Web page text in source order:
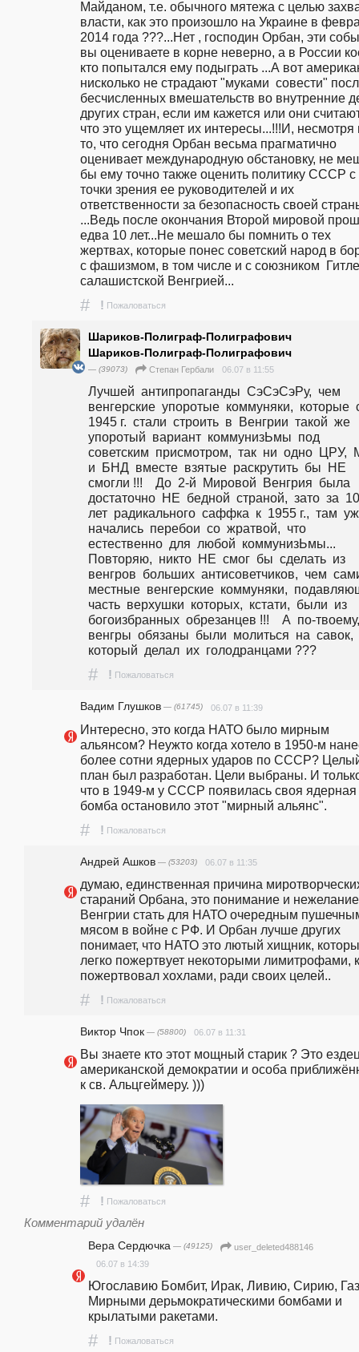
Майданом, т.е. обычного мятежа с целью
власти, как это произошло на Украине в
2014 года ???...Нет , господин Орбан, эти
вы оцениваете в корне неверно, а в России
кто попытался ему подыграть ...А вот
нисколько не страдают "муками  совести"
бесчисленных вмешательств во внутренние
других стран, если им кажется или они
что это ущемляет их интересы...!!!И, несмотря
то, что сегодня Орбан весьма прагматично
оценивает международную обстановку, не
бы ему точно также оценить политику СССР с
точки зрения ее руководителей и их
ответственности за безопасность своей
...Ведь после окончания Второй мировой
едва 10 лет...Не мешало бы помнить о тех
жертвах, которые понес советский народ в
с фашизмом, в том числе и с союзником
салашистской Венгрией...
# ! Пожаловаться
Шариков-Полиграф-Полиграфович
Шариков-Полиграф-Полиграфович
— (39073) Степан Гербали 06.07 в 11:55
Лучшей  антипропаганды  СэСэСэРу,  чем
венгерские  упоротые  коммуняки,  которые
1945 г.  стали  строить  в  Венгрии  такой  же
упоротый  вариант  коммунизЬмы  под
советским  присмотром,  так  ни  одно  ЦРУ,
и  БНД  вместе  взятые  раскрутить  бы  НЕ
смогли !!!    До  2-й  Мировой  Венгрия  была
достаточно  НЕ  бедной  страной,  зато  за  10
лет  радикального  саффка  к  1955 г.,  там
начались  перебои  со  жратвой,  что
естественно  для  любой  коммунизЬмы...
Повторяю,  никто  НЕ  смог  бы  сделать  из
венгров  больших  антисоветчиков,  чем
местные  венгерские  коммуняки,
часть  верхушки  которых,  кстати,  были  из
богоизбранных  обрезанцев !!!    А  по-твоему,
венгры  обязаны  были  молиться  на  савок,
который  делал  их  голодранцами ???
# ! Пожаловаться
Вадим Глушков — (61745) 06.07 в 11:39
Интересно, это когда НАТО было мирным
альянсом? Неужто когда хотело в 1950-м
более сотни ядерных ударов по СССР?
план был разработан. Цели выбраны. И
что в 1949-м у СССР появилась своя ядерная
бомба остановило этот "мирный альянс".
# ! Пожаловаться
Андрей Ашков — (53203) 06.07 в 11:35
думаю, единственная причина
стараний Орбана, это понимание и
Венгрии стать для НАТО очередным
мясом в войне с РФ. И Орбан лучше других
понимает, что НАТО это лютый хищник,
легко пожертвует некоторыми лимитрофами,
пожертвовал хохлами, ради своих целей..
# ! Пожаловаться
Виктор Чпок — (58800) 06.07 в 11:31
Вы знаете кто этот мощный старик ? Это
американской демократии и особа
к св. Альцгеймеру. )))
# ! Пожаловаться
Комментарий удалён
Вера Сердючка — (49125)
user_deleted488146
06.07 в 14:39
Югославию Бомбит, Ирак, Ливию, Сирию,
Мирными дерьмократическими бомбами и
крылатыми ракетами.
# ! Пожаловаться